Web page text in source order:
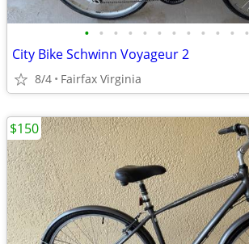
• • • • • • • • • • • •
City Bike Schwinn Voyageur 2
8/4 Fairfax Virginia
$150